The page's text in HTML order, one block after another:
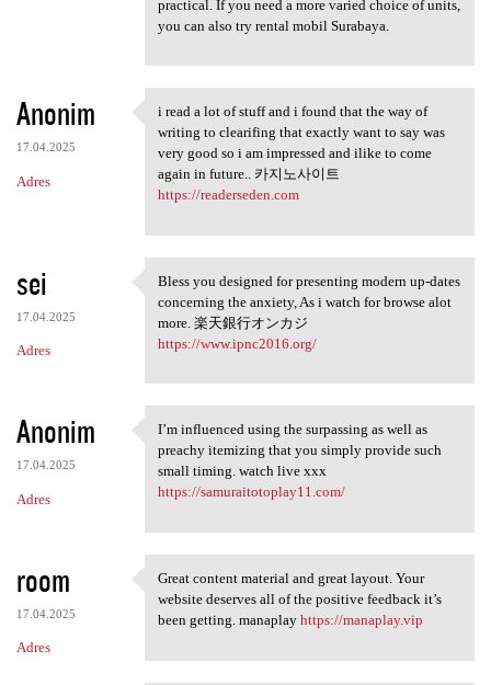
practical. If you need a more varied choice of units,
you can also try rental mobil Surabaya.
Anonim
17.04.2025
Adres
i read a lot of stuff and i
i read a lot of stuff and i found that the way of
writing to clearifing that exactly want to say was
very good so i am impressed and ilike to come
again in future.. 카지노사이트
https://readerseden.com
sei
17.04.2025
Adres
Bless you designed for
Bless you designed for presenting modern up-dates
concerning the anxiety, As i watch for browse alot
more. 楽天銀行オンカジ
https://www.ipnc2016.org/
Anonim
17.04.2025
Adres
I’m influenced using the
I’m influenced using the surpassing as well as
preachy itemizing that you simply provide such
small timing. watch live xxx
https://samuraitotoplay11.com/
room
17.04.2025
Adres
Great content material and
Great content material and great layout. Your
website deserves all of the positive feedback it’s
been getting. manaplay https://manaplay.vip